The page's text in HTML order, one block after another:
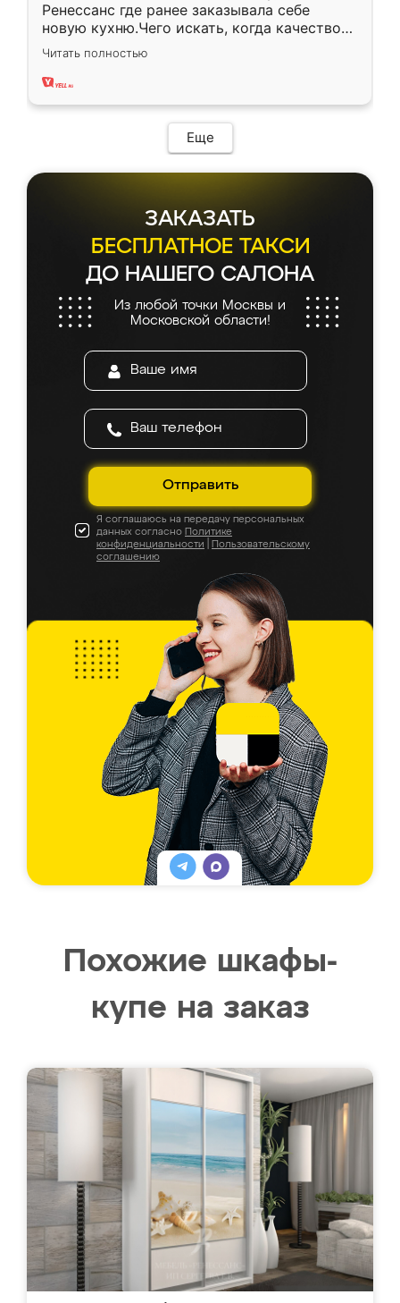
Ренессанс где ранее заказывала себе
новую кухню.Чего искать, когда качеством
вполне довольна. Служит кухня уже почти
два года, нареканий нет.
Читать полностью
Еще
ЗАКАЗАТЬ
БЕСПЛАТНОЕ ТАКСИ
ДО НАШЕГО САЛОНА
Из любой точки Москвы и
Московской области!
Отправить
Я соглашаюсь на передачу персональных
данных согласно Политике
конфиденциальности
Пользовательскому
соглашению
Похожие шкафы-
купе на заказ